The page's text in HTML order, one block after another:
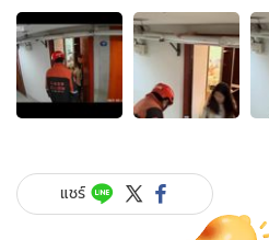
อัลบั้ม
ภาพ
12
ภาพ
ของ
ไร
เด
แชร์